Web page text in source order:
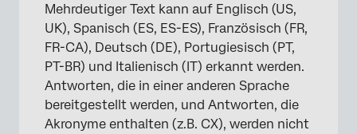
Mehrdeutiger Text kann auf Englisch (US,
UK), Spanisch (ES, ES-ES), Französisch (FR,
FR-CA), Deutsch (DE), Portugiesisch (PT,
PT-BR) und Italienisch (IT) erkannt werden.
Antworten, die in einer anderen Sprache
bereitgestellt werden, und Antworten, die
Akronyme enthalten (z.B. CX), werden nicht